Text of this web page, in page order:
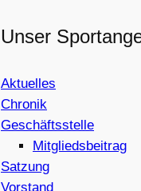
Unser
Aktuelles
Chronik
Geschäftsstelle
Mitgliedsbeitrag
Satzung
Vorstand